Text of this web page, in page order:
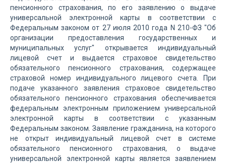
пенсионного страхования, по его заявлению о выдаче
универсальной электронной карты в соответствии с
Федеральным законом от 27 июля 2010 года N 210-ФЗ "Об
организации предоставления государственных и
муниципальных услуг" открывается индивидуальный
лицевой счет и выдается страховое свидетельство
обязательного пенсионного страхования, содержащее
страховой номер индивидуального лицевого счета. При
подаче указанного заявления страховое свидетельство
обязательного пенсионного страхования обеспечивается
федеральным электронным приложением универсальной
электронной карты в соответствии с указанным
Федеральным законом. Заявление гражданина, на которого
не открыт индивидуальный лицевой счет в системе
обязательного пенсионного страхования, о выдаче
универсальной электронной карты является заявлением